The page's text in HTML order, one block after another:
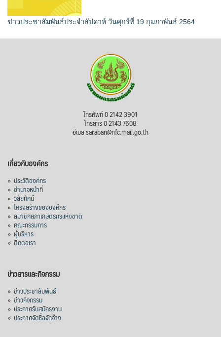
ข่าวประชาสัมพันธ์ประจำสัปดาห์ วันศุกร์ที่ 19 กุมภาพันธ์ 2564
โทรศัพท์ 0 2142 3901
โทรสาร 0 2143 7608
อีเมล saraban@nfc.mail.go.th
เกี่ยวกับองค์กร
» ประวัติองค์กร
» อำนาจหน้าที่
» วิสัยทัศน์
» โครงสร้างขององค์กร
» สมาชิกสภาเกษตรกรแห่งชาติ
» คณะกรรมการ
» ผู้บริหาร
» ติดต่อเรา
ข่าวสารและกิจกรรม
» ข่าวประชาสัมพันธ์
» ข่าวกิจกรรม
» ประกาศรับสมัครงาน
» ประกาศจัดซื้อจัดจ้าง